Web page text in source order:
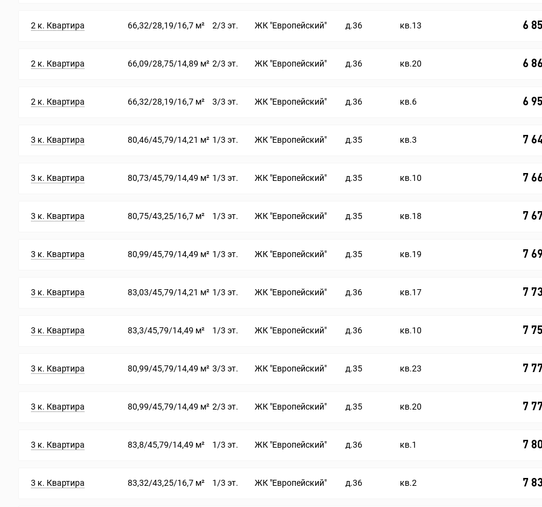
2 к. Квартира 66,32/28,19/16,7 м² 2/3 эт. ЖК "Европейский" д.36 кв.13 6
2 к. Квартира 66,09/28,75/14,89 м² 2/3 эт. ЖК "Европейский" д.36 кв.20 6
2 к. Квартира 66,32/28,19/16,7 м² 3/3 эт. ЖК "Европейский" д.36 кв.6 6
3 к. Квартира 80,46/45,79/14,21 м² 1/3 эт. ЖК "Европейский" д.35 кв.3 7
3 к. Квартира 80,73/45,79/14,49 м² 1/3 эт. ЖК "Европейский" д.35 кв.10 7
3 к. Квартира 80,75/43,25/16,7 м² 1/3 эт. ЖК "Европейский" д.35 кв.18 7
3 к. Квартира 80,99/45,79/14,49 м² 1/3 эт. ЖК "Европейский" д.35 кв.19 7
3 к. Квартира 83,03/45,79/14,21 м² 1/3 эт. ЖК "Европейский" д.36 кв.17 7
3 к. Квартира 83,3/45,79/14,49 м² 1/3 эт. ЖК "Европейский" д.36 кв.10 7
3 к. Квартира 80,99/45,79/14,49 м² 3/3 эт. ЖК "Европейский" д.35 кв.23 7
3 к. Квартира 80,99/45,79/14,49 м² 2/3 эт. ЖК "Европейский" д.35 кв.20 7
3 к. Квартира 83,8/45,79/14,49 м² 1/3 эт. ЖК "Европейский" д.36 кв.1 7
3 к. Квартира 83,32/43,25/16,7 м² 1/3 эт. ЖК "Европейский" д.36 кв.2 7